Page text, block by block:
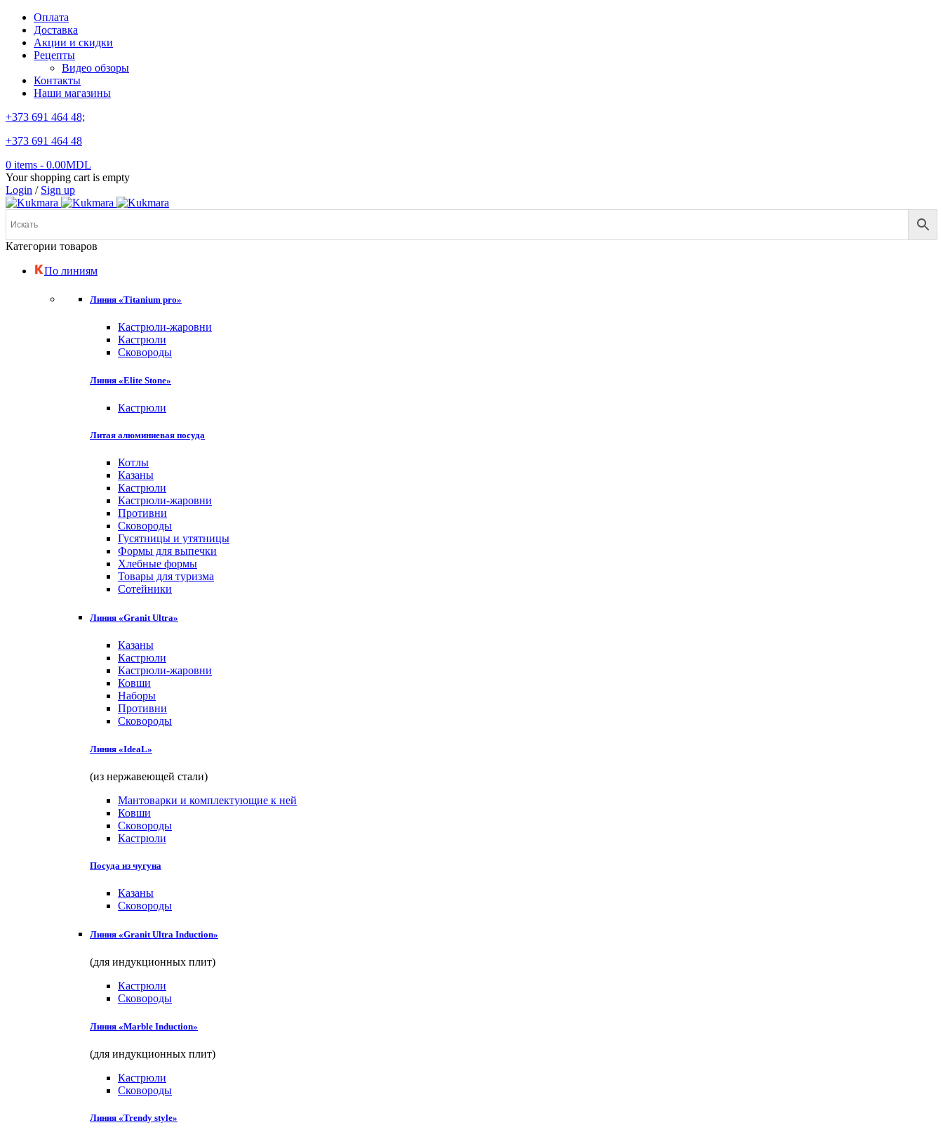
Оплата
Доставка
Акции и скидки
Рецепты
Видео обзоры
Контакты
Наши магазины
+373 691 464 48;
+373 691 464 48
0 items - 0.00MDL
Your shopping cart is empty
Login / Sign up
Категории товаров
По линиям
Линия «Titanium pro»
Кастрюли-жаровни
Кастрюли
Сковороды
Линия «Elite Stone»
Кастрюли
Литая алюминиевая посуда
Котлы
Казаны
Кастрюли
Кастрюли-жаровни
Противни
Сковороды
Гусятницы и утятницы
Формы для выпечки
Хлебные формы
Товары для туризма
Сотейники
Линия «Granit Ultra»
Казаны
Кастрюли
Кастрюли-жаровни
Ковши
Наборы
Противни
Сковороды
Линия «IdeaL»
(из нержавеющей стали)
Мантоварки и комплектующие к ней
Ковши
Сковороды
Кастрюли
Посуда из чугуна
Казаны
Сковороды
Линия «Granit Ultra Induction»
(для индукционных плит)
Кастрюли
Сковороды
Линия «Marble Induction»
(для индукционных плит)
Кастрюли
Сковороды
Линия «Trendy style»